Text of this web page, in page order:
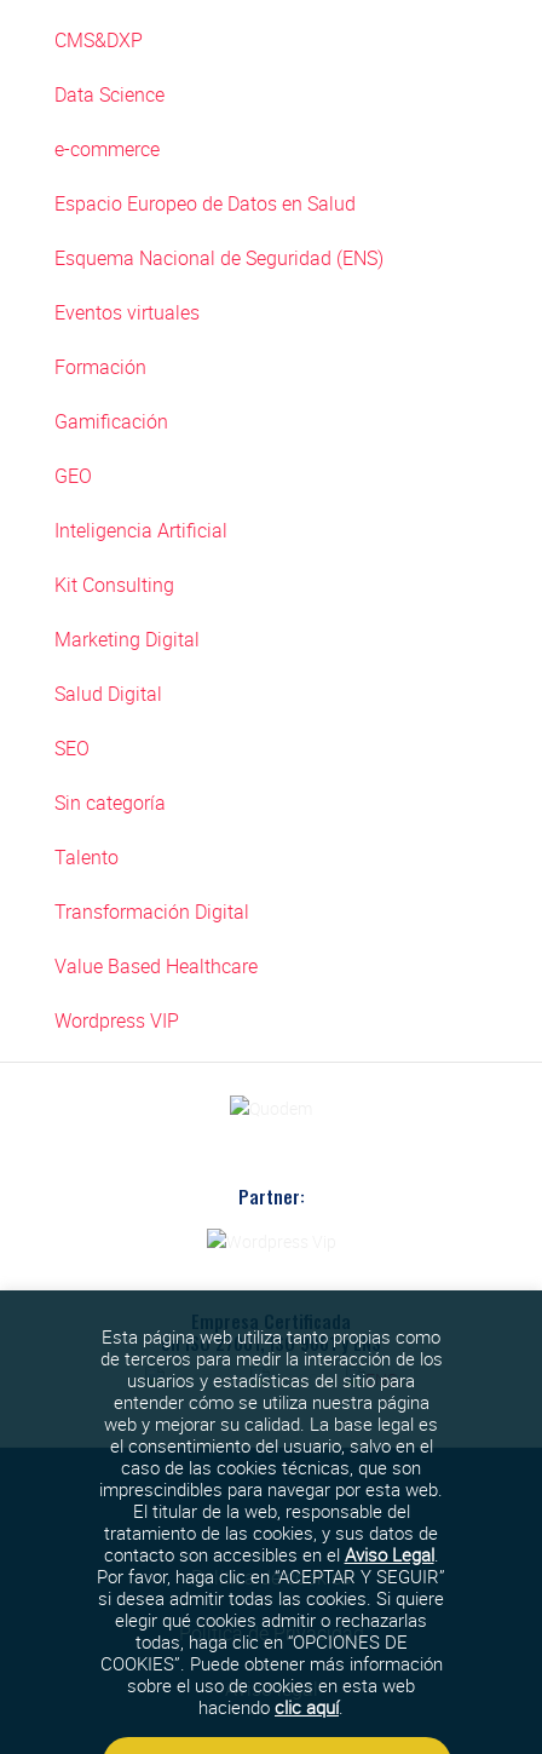
CMS&DXP
Data Science
e-commerce
Espacio Europeo de Datos en Salud
Esquema Nacional de Seguridad (ENS)
Eventos virtuales
Formación
Gamificación
GEO
Inteligencia Artificial
Kit Consulting
Marketing Digital
Salud Digital
SEO
Sin categoría
Talento
Transformación Digital
Value Based Healthcare
Wordpress VIP
Partner:
Empresa Certificada
en ISO 27001, ISO 9001 y ENS
Política de cookies
Política de Privacidad
Aviso legal
Política de seguridad
Esta página web utiliza tanto propias como
de terceros para medir la interacción de los
usuarios y estadísticas del sitio para
entender cómo se utiliza nuestra página
web y mejorar su calidad. La base legal es
el consentimiento del usuario, salvo en el
caso de las cookies técnicas, que son
imprescindibles para navegar por esta web.
El titular de la web, responsable del
tratamiento de las cookies, y sus datos de
contacto son accesibles en el Aviso Legal.
Por favor, haga clic en “ACEPTAR Y SEGUIR”
si desea admitir todas las cookies. Si quiere
elegir qué cookies admitir o rechazarlas
todas, haga clic en “OPCIONES DE
COOKIES”. Puede obtener más información
sobre el uso de cookies en esta web
haciendo clic aquí.